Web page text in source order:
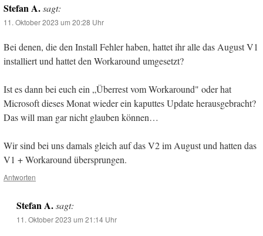
Stefan A.sagt:
11. Oktober 2023 um 20:28 Uhr
Bei denen, die den Install Fehler haben, hattet ihr alle das August V1
installiert und hattet den Workaround umgesetzt?
Ist es dann bei euch ein „Überrest vom Workaround" oder hat
Microsoft dieses Monat wieder ein kaputtes Update herausgebracht?
Das will man gar nicht glauben können…
Wir sind bei uns damals gleich auf das V2 im August und hatten das
V1 + Workaround übersprungen.
Antworten
Stefan A. sagt:
11. Oktober 2023 um 21:14 Uhr